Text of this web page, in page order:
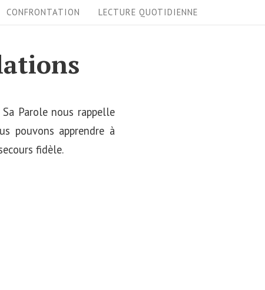
CONFRONTATION LECTURE QUOTIDIENNE
Parole nous rappelle
pouvons apprendre à
fidèle.